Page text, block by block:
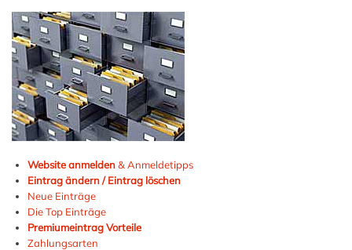
Website anmelden& Anmeldetipps
Eintrag ändern / Eintrag löschen
Neue Einträge
Die Top Einträge
Premiumeintrag Vorteile
Zahlungsarten